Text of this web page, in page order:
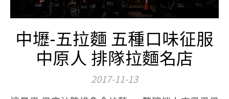
中壢-五拉麵 五種口味征服
中原人 排隊拉麵名店
2017-11-13